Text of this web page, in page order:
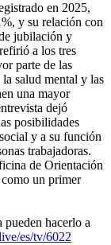
en 2025,
y su relación con
jubilación y
a los tres
parte de las
la salud mental y las
una mayor
dejó
posibilidades
y a su función
trabajadoras.
de Orientación
como un primer
pueden hacerlo a
es/tv/6022